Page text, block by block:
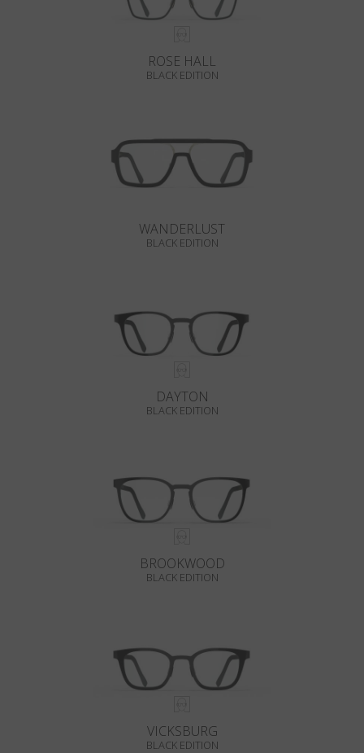
ROSE HALL
BLACK EDITION
WANDERLUST
BLACK EDITION
DAYTON
BLACK EDITION
BROOKWOOD
BLACK EDITION
VICKSBURG
BLACK EDITION